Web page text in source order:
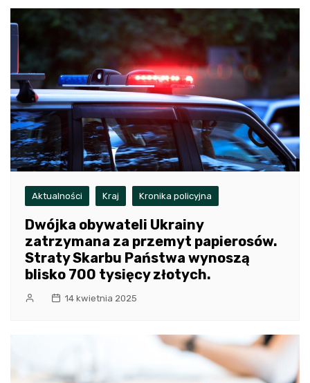
Aktualności Kraj Kronika policyjna
Dwójka obywateli Ukrainy
zatrzymana za przemyt papierosów.
Straty Skarbu Państwa wynoszą
blisko 700 tysięcy złotych.
14 kwietnia 2025